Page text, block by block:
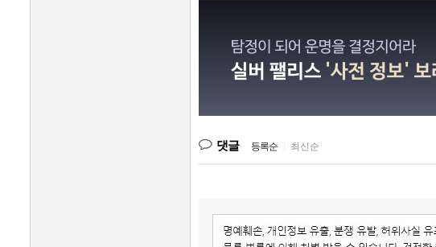
댓글 등록순 최신순